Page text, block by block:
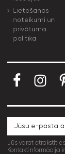
Lietošanas
noteikumi un
privātuma
politika
Jūs varat
Kontaktinformācija